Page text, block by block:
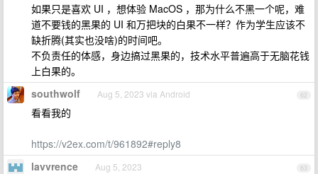
如果只是喜欢 UI ，想体验 MacOS ，那为什么不黑一个呢，难
道不要钱的黑果的 UI 和万把块的白果不一样？作为学生应该不
缺折腾(其实也没啥)的时间吧。
不负责任的体感，身边搞过黑果的，技术水平普遍高于无脑花钱
上白果的。
62
southwolf Aug 5, 2023 via Android
看看我的
https://v2ex.com/t/961892#reply8
63
lavvrence Aug 5, 2023